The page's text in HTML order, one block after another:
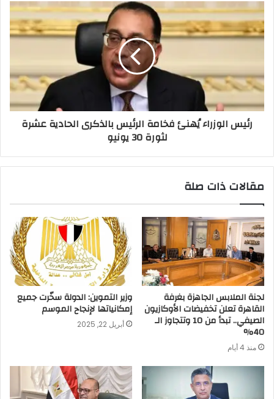
رئيس الوزراء يُهنئ فخامة الرئيس بالذكرى الحادية عشرة
لثورة 30 يونيو
مقالات ذات صلة
لجنة الملابس الجاهزة بغرفة
القاهرة تعلن تخفيضات الأوكازيون
الصيفي.. تبدأ من 10 وتتجاوز الـ
40%
منذ 4 أيام
وزير التموين: الدولة سخّرت جميع
إمكانياتها لإنجاح الموسم
أبريل 22, 2025